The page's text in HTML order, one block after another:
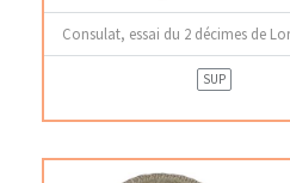
Consulat, essai du 2 décimes de
SUP